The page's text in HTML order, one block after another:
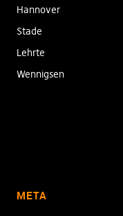
Hannover
Stade
Lehrte
Wennigsen
META